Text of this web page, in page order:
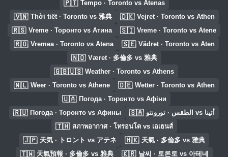
🇵🇹 Tempo · Toronto vs Atenas
🇻🇳 Thời tiết · Toronto vs 雅典 🇩🇰 Vejret · Toronto vs Athen
🇷🇸 Vreme · Торонто vs Атина 🇸🇮 Vreme · Toronto vs Atene
🇷🇴 Vremea · Toronto vs Atena 🇸🇪 Vädret · Toronto vs Aten
🇳🇴 Været · 多倫多 vs 雅典
🇬🇧🇺🇸 Weather · Toronto vs Athens
🇳🇱 Weer · Toronto vs Athene 🇩🇪 Wetter · Toronto vs Athen
🇺🇦 Погода · Торонто vs Афіни
🇷🇺 Погода · Торонто vs Афины 🇸🇦 الطقس · تورونتو vs أثينا
🇹🇭 สภาพอากาศ · โทรอนโต vs เอเธนส์
🇯🇵 天気 · トロント vs アテネ 🇭🇰 天氣 · 多倫多 vs 雅典
🇹🇼 天氣預報 · 多倫多 vs 雅典 🇰🇷 날씨 · 토론토 vs 아테네